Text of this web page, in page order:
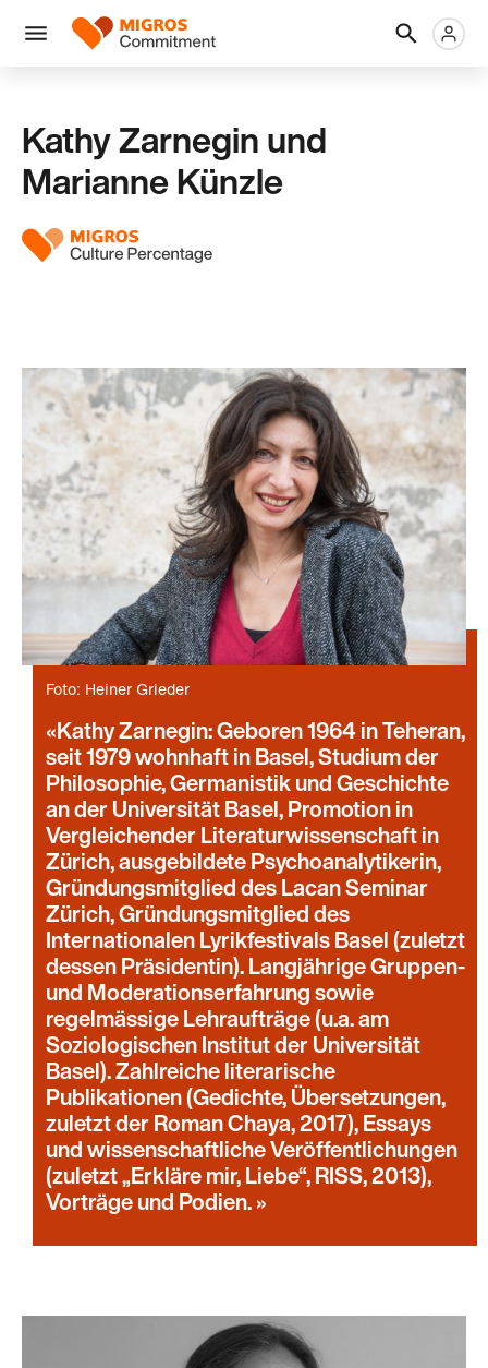
links
navigation
Men
Logo
Kathy Zarnegin und
Marianne Künzle
Foto: Heiner Grieder
Kathy Zarnegin: Geboren 1964 in Teheran,
seit 1979 wohnhaft in Basel, Studium der
Philosophie, Germanistik und Geschichte
an der Universität Basel, Promotion in
Vergleichender Literaturwissenschaft in
Zürich, ausgebildete Psychoanalytikerin,
Gründungsmitglied des Lacan Seminar
Zürich, Gründungsmitglied des
Internationalen Lyrikfestivals Basel (zuletzt
dessen Präsidentin). Langjährige Gruppen-
und Moderationserfahrung sowie
regelmässige Lehraufträge (u.a. am
Soziologischen Institut der Universität
Basel). Zahlreiche literarische
Publikationen (Gedichte, Übersetzungen,
zuletzt der Roman Chaya, 2017), Essays
und wissenschaftliche Veröffentlichungen
(zuletzt „Erkläre mir, Liebe“, RISS, 2013),
Vorträge und Podien.